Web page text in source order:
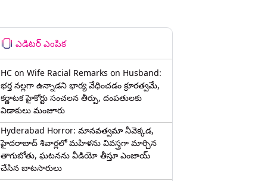
ఎడిటర్ ఎంపిక
HC on Wife Racial Remarks on Husband:
భర్త న‌ల్ల‌గా ఉన్నాడ‌ని భార్య వేధించ‌డం క్రూర‌త్వ‌మే,
కర్ణాటక హైకోర్టు సంచలన తీర్పు, దంపతులకు
విడాకులు మంజూరు
Hyderabad Horror: మానవత్వమా నీవెక్కడ,
హైదరాబాద్ శివార్లలో మహిళను వివస్త్రగా మార్చిన
తాగుబోతు, ఘటనను వీడియో తీస్తూ ఎంజాయ్
చేసిన బాటసారులు